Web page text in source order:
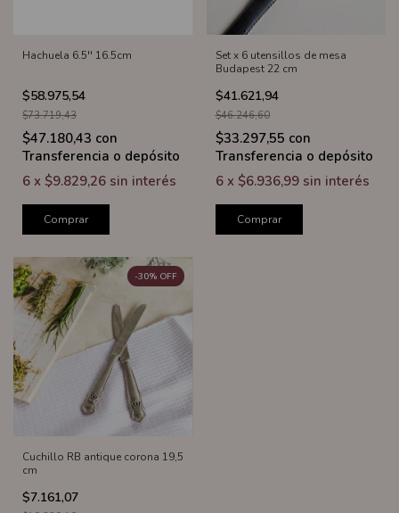
Hachuela 6.5'' 16.5cm
$58.975,54
$73.719,43
$47.180,43 con
Transferencia o depósito
6 x $9.829,26 sin interés
Comprar
Set x 6 utensillos de mesa
Budapest 22 cm
$41.621,94
$46.246,60
$33.297,55 con
Transferencia o depósito
6 x $6.936,99 sin interés
Comprar
Cuchillo RB antique corona 19,5
cm
$7.161,07
-30% OFF